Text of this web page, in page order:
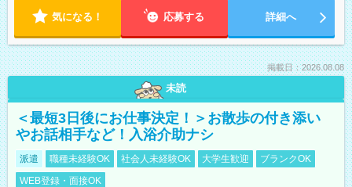
気になる！ 応募する 詳細へ
掲載日：2026.08.08
未読
＜最短3日後にお仕事決定！＞お散歩の付き添い
やお話相手など！入浴介助ナシ
派遣 職種未経験OK 社会人未経験OK 大学生歓迎
ブランクOK
WEB登録・面接OK